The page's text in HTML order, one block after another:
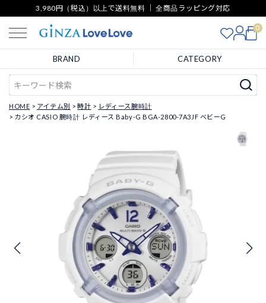
3,980円（税込）以上で送料無料 ｜ 全商品ラッピング対応
0
BRAND CATEGORY
HOME アイテム別 時計
レディース腕時計
カシオ CASIO 腕時計 レディース Baby-G BGA-2800-7A3JF ベビーG